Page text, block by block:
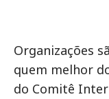
Organizações
quem melhor
do Comitê